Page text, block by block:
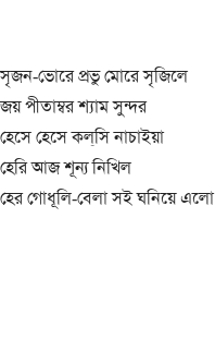
সৃজন-ভোরে প্রভু মোরে সৃজিলে
জয় পীতাম্বর শ্যাম সুন্দর
হেসে হেসে কল্‌সি নাচাইয়া
হেরি আজ শূন্য নিখিল
হের গোধূলি-বেলা সই ঘনিয়ে এলো